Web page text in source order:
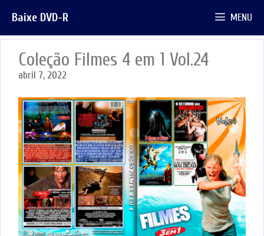
para
o
conteúdo
Baixe DVD-R MENU
Coleção Filmes 4 em 1 Vol.24
abril 7, 2022